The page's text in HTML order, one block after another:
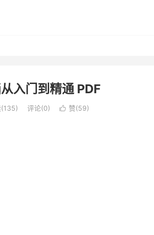
入门到精通 PDF
(135) 评论(0)  赞(59)